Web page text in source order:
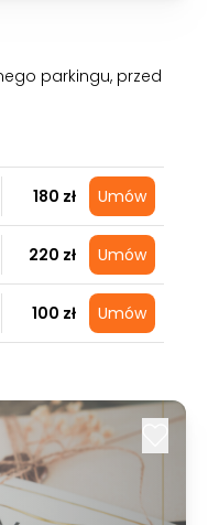
parkingu, przed
180 zł Umów
220 zł Umów
100 zł Umów